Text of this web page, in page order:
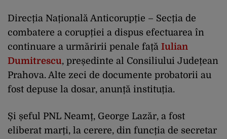
Direcția Națională Anticorupție – Secția de
combatere a corupției a dispus efectuarea în
continuare a urmăririi penale față Iulian
Dumitrescu, președinte al Consiliului Județean
Prahova. Alte zeci de documente probatorii au
fost depuse la dosar, anunță instituția.
Și șeful PNL Neamț, George Lazăr, a fost
eliberat marți, la cerere, din funcția de secretar